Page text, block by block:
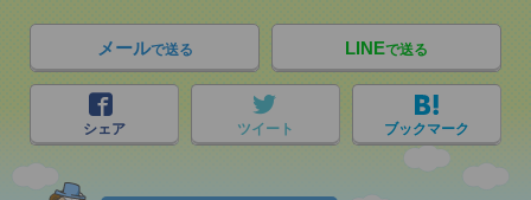
メールで送る LINEで送る
シェア ツイート ブックマーク